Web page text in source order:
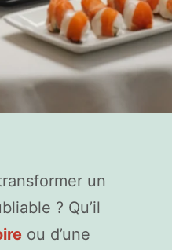
un
? Qu’il
ou d’une